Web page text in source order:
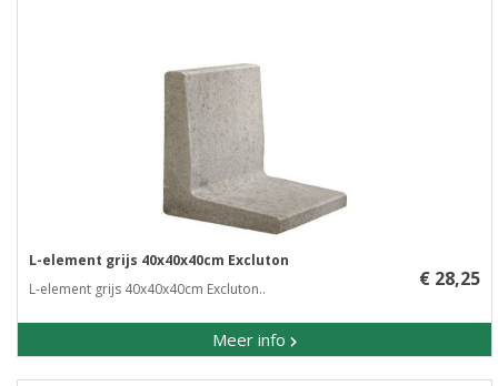
L-element grijs 40x40x40cm Excluton
L-element grijs 40x40x40cm Excluton..
Meer info
€ 28,25